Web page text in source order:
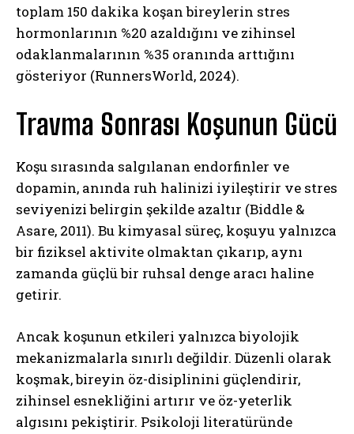
toplam 150 dakika koşan bireylerin stres
hormonlarının %20 azaldığını ve zihinsel
odaklanmalarının %35 oranında arttığını
gösteriyor (RunnersWorld, 2024).
Travma Sonrası Koşunun Gücü
Koşu sırasında salgılanan endorfinler ve
dopamin, anında ruh halinizi iyileştirir ve stres
seviyenizi belirgin şekilde azaltır (Biddle &
Asare, 2011). Bu kimyasal süreç, koşuyu yalnızca
bir fiziksel aktivite olmaktan çıkarıp, aynı
zamanda güçlü bir ruhsal denge aracı haline
getirir.
Ancak koşunun etkileri yalnızca biyolojik
mekanizmalarla sınırlı değildir. Düzenli olarak
koşmak, bireyin öz-disiplinini güçlendirir,
zihinsel esnekliğini artırır ve öz-yeterlik
algısını pekiştirir. Psikoloji literatüründe